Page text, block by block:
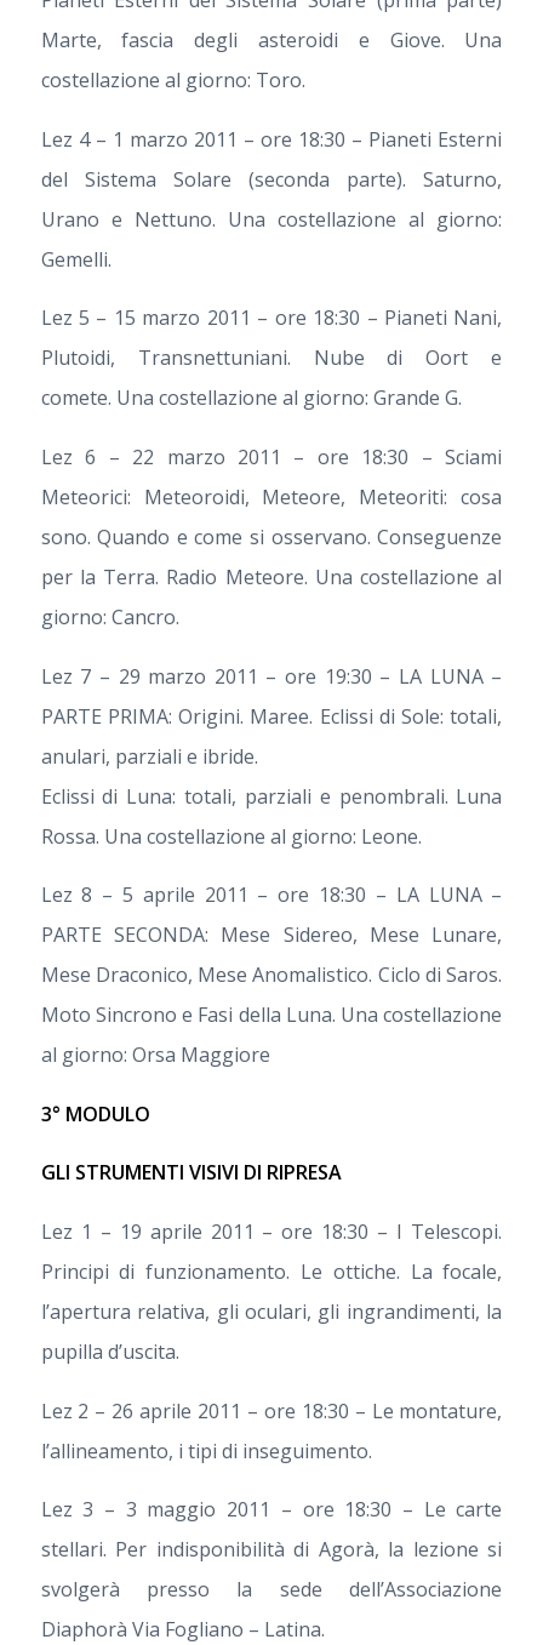
Marte, fascia degli asteroidi e Giove. Una
costellazione al giorno: Toro.
Lez 4 – 1 marzo 2011 – ore 18:30 – Pianeti Esterni
del Sistema Solare (seconda parte). Saturno,
Urano e Nettuno. Una costellazione al giorno:
Gemelli.
Lez 5 – 15 marzo 2011 – ore 18:30 – Pianeti Nani,
Plutoidi, Transnettuniani. Nube di Oort e
comete. Una costellazione al giorno: Grande G.
Lez 6 – 22 marzo 2011 – ore 18:30 – Sciami
Meteorici: Meteoroidi, Meteore, Meteoriti: cosa
sono. Quando e come si osservano. Conseguenze
per la Terra. Radio Meteore. Una costellazione al
giorno: Cancro.
Lez 7 – 29 marzo 2011 – ore 19:30 – LA LUNA –
PARTE PRIMA: Origini. Maree. Eclissi di Sole: totali,
anulari, parziali e ibride.
Eclissi di Luna: totali, parziali e penombrali. Luna
Rossa. Una costellazione al giorno: Leone.
Lez 8 – 5 aprile 2011 – ore 18:30 – LA LUNA –
PARTE SECONDA: Mese Sidereo, Mese Lunare,
Mese Draconico, Mese Anomalistico. Ciclo di Saros.
Moto Sincrono e Fasi della Luna. Una costellazione
al giorno: Orsa Maggiore
3° MODULO
GLI STRUMENTI VISIVI DI RIPRESA
Lez 1 – 19 aprile 2011 – ore 18:30 – I Telescopi.
Principi di funzionamento. Le ottiche. La focale,
l’apertura relativa, gli oculari, gli ingrandimenti, la
pupilla d’uscita.
Lez 2 – 26 aprile 2011 – ore 18:30 – Le montature,
l’allineamento, i tipi di inseguimento.
Lez 3 – 3 maggio 2011 – ore 18:30 – Le carte
stellari. Per indisponibilità di Agorà, la lezione si
svolgerà presso la sede dell’Associazione
Diaphorà Via Fogliano – Latina.